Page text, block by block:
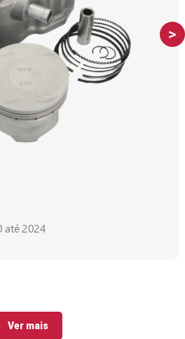
até 2024
Ver mais